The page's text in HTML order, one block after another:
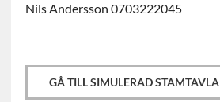
Nils Andersson 0703222045
GÅ TILL SIMULERAD STAMTAVLA